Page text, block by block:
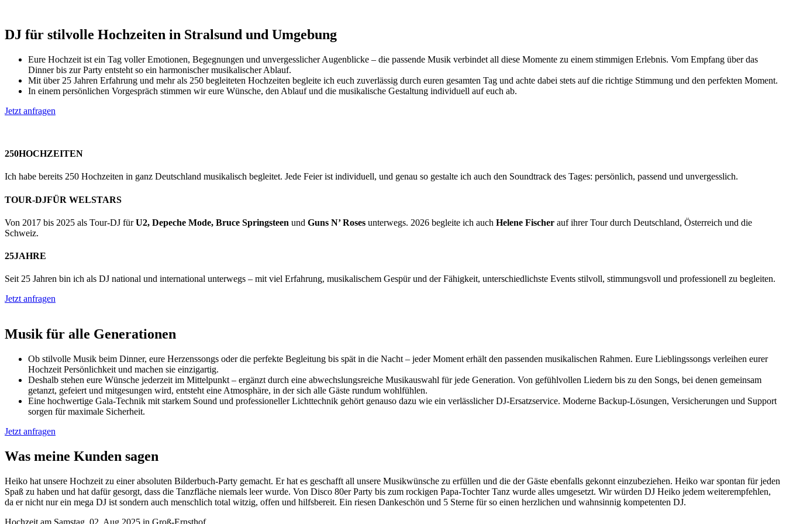
DJ für stilvolle Hochzeiten in Stralsund und Umgebung
Eure Hochzeit ist ein Tag voller Emotionen, Begegnungen und unvergesslicher Augenblicke – die passende Musik verbindet all diese Momente zu einem stimmigen Erlebnis. Vom Empfang über das
Dinner bis zur Party entsteht so ein harmonischer musikalischer Ablauf.
Mit über 25 Jahren Erfahrung und mehr als 250 begleiteten Hochzeiten begleite ich euch zuverlässig durch euren gesamten Tag und achte dabei stets auf die richtige Stimmung und den perfekten Moment.
In einem persönlichen Vorgespräch stimmen wir eure Wünsche, den Ablauf und die musikalische Gestaltung individuell auf euch ab.
Jetzt anfragen
250HOCHZEITEN
Ich habe bereits 250 Hochzeiten in ganz Deutschland musikalisch begleitet. Jede Feier ist individuell, und genau so gestalte ich auch den Soundtrack des Tages: persönlich, passend und unvergesslich.
TOUR-DJFÜR WELSTARS
Von 2017 bis 2025 als Tour-DJ fürU2, Depeche Mode, Bruce Springsteen und Guns N’ Roses unterwegs. 2026 begleite ich auch Helene Fischer auf ihrer Tour durch Deutschland, Österreich und die
Schweiz.
25JAHRE
Seit 25 Jahren bin ich als DJ national und international unterwegs – mit viel Erfahrung, musikalischem Gespür und der Fähigkeit, unterschiedlichste Events stilvoll, stimmungsvoll und professionell zu begleiten.
Jetzt anfragen
Musik für alle Generationen
Ob stilvolle Musik beim Dinner, eure Herzenssongs oder die perfekte Begleitung bis spät in die Nacht – jeder Moment erhält den passenden musikalischen Rahmen. Eure Lieblingssongs verleihen eurer
Hochzeit Persönlichkeit und machen sie einzigartig.
Deshalb stehen eure Wünsche jederzeit im Mittelpunkt – ergänzt durch eine abwechslungsreiche Musikauswahl für jede Generation. Von gefühlvollen Liedern bis zu den Songs, bei denen gemeinsam
getanzt, gefeiert und mitgesungen wird, entsteht eine Atmosphäre, in der sich alle Gäste rundum wohlfühlen.
Eine hochwertige Gala-Technik mit starkem Sound und professioneller Lichttechnik gehört genauso dazu wie ein verlässlicher DJ-Ersatzservice. Moderne Backup-Lösungen, Versicherungen und Support
sorgen für maximale Sicherheit.
Jetzt anfragen
Was meine Kunden sagen
Heiko hat unsere Hochzeit zu einer absoluten Bilderbuch-Party gemacht. Er hat es geschafft all unsere Musikwünsche zu erfüllen und die der Gäste ebenfalls gekonnt einzubeziehen. Heiko war spontan für jeden
Spaß zu haben und hat dafür gesorgt, dass die Tanzfläche niemals leer wurde. Von Disco 80er Party bis zum rockigen Papa-Tochter Tanz wurde alles umgesetzt. Wir würden DJ Heiko jedem weiterempfehlen,
da er nicht nur ein mega DJ ist sondern auch menschlich total witzig, offen und hilfsbereit. Ein riesen Dankeschön und 5 Sterne für so einen herzlichen und wahnsinnig kompetenten DJ.
Hochzeit am Samstag, 02. Aug 2025 in Groß-Ernsthof